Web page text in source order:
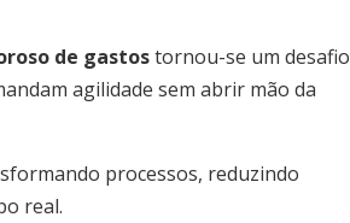
de gastostornou-se um desafio
agilidade sem abrir mão da
processos, reduzindo
real.